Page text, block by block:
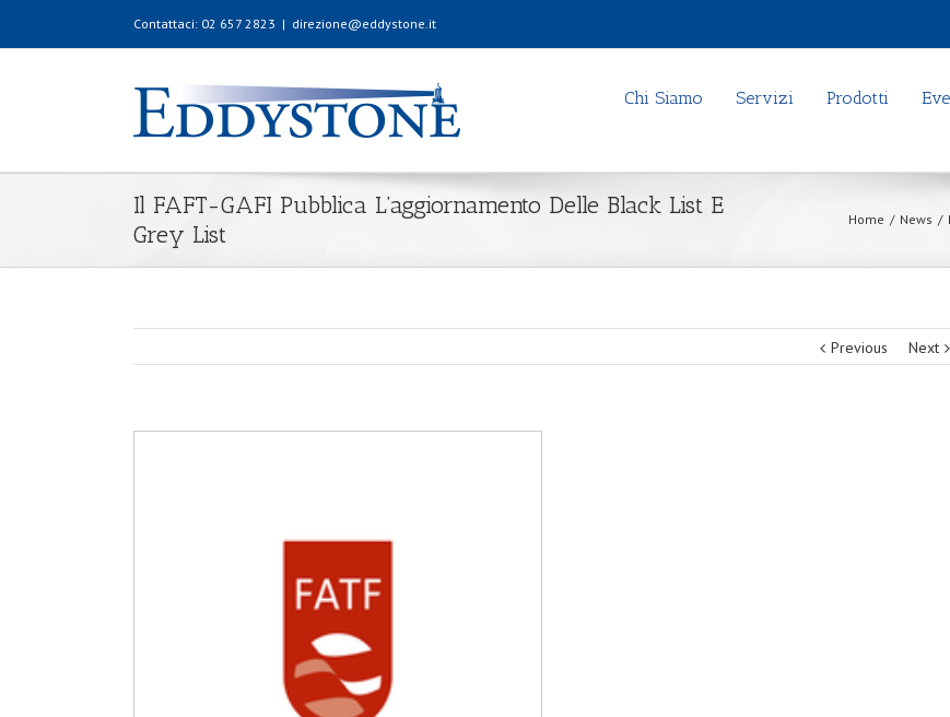
Contattaci: 02 657 2823 | direzione@eddystone.it
Chi Siamo Servizi Prodotti
Il FAFT-GAFI Pubblica L’aggiornamento Delle Black List E
Grey List
Home / News /
Previous Next